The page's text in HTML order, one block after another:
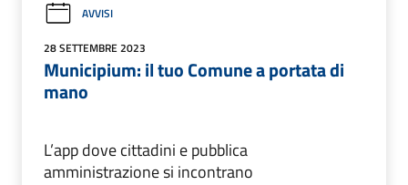
AVVISI
28 SETTEMBRE 2023
Municipium: il tuo Comune a portata di
mano
L’app dove cittadini e pubblica
amministrazione si incontrano